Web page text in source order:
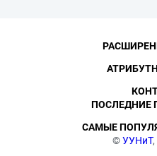
©УУНиТ,
ПОСЛЕДНИЕ
САМЫЕ